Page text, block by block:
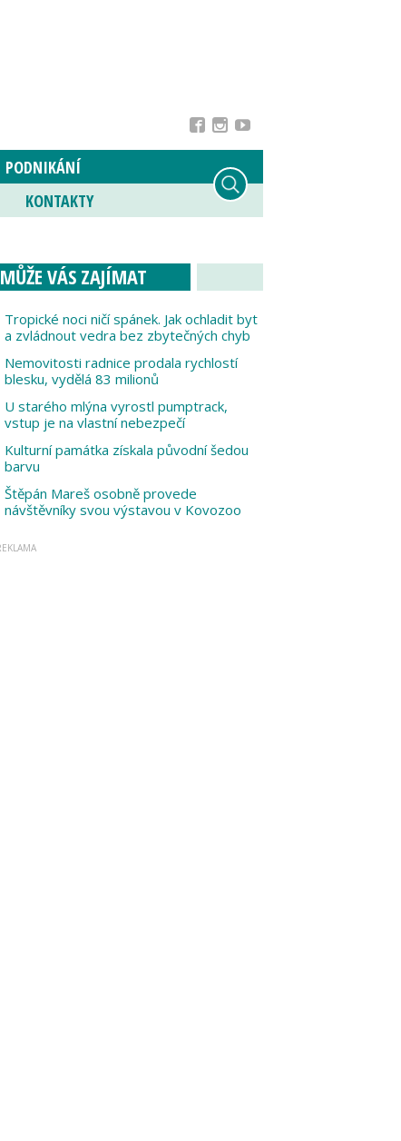
PODNIKÁNÍ
KONTAKTY
MŮŽE VÁS ZAJÍMAT
Tropické noci ničí spánek. Jak ochladit byt
a zvládnout vedra bez zbytečných chyb
Nemovitosti radnice prodala rychlostí
blesku, vydělá 83 milionů
U starého mlýna vyrostl pumptrack,
vstup je na vlastní nebezpečí
Kulturní památka získala původní šedou
barvu
Štěpán Mareš osobně provede
návštěvníky svou výstavou v Kovozoo